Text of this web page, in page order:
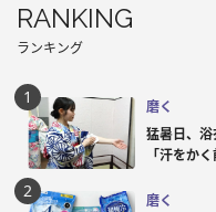
RANKING
ランキング
磨く
猛暑日、
「汗をか
磨く